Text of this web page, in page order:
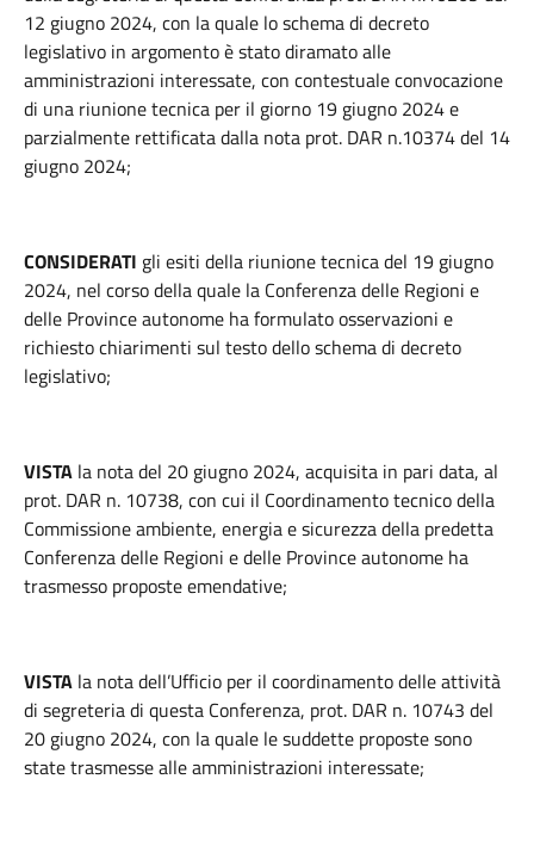
12 giugno 2024, con la quale lo schema di decreto
legislativo in argomento è stato diramato alle
amministrazioni interessate, con contestuale convocazione
di una riunione tecnica per il giorno 19 giugno 2024 e
parzialmente rettificata dalla nota prot. DAR n.10374 del 14
giugno 2024;
CONSIDERATI gli esiti della riunione tecnica del 19 giugno
2024, nel corso della quale la Conferenza delle Regioni e
delle Province autonome ha formulato osservazioni e
richiesto chiarimenti sul testo dello schema di decreto
legislativo;
VISTA la nota del 20 giugno 2024, acquisita in pari data, al
prot. DAR n. 10738, con cui il Coordinamento tecnico della
Commissione ambiente, energia e sicurezza della predetta
Conferenza delle Regioni e delle Province autonome ha
trasmesso proposte emendative;
VISTA la nota dell’Ufficio per il coordinamento delle attività
di segreteria di questa Conferenza, prot. DAR n. 10743 del
20 giugno 2024, con la quale le suddette proposte sono
state trasmesse alle amministrazioni interessate;